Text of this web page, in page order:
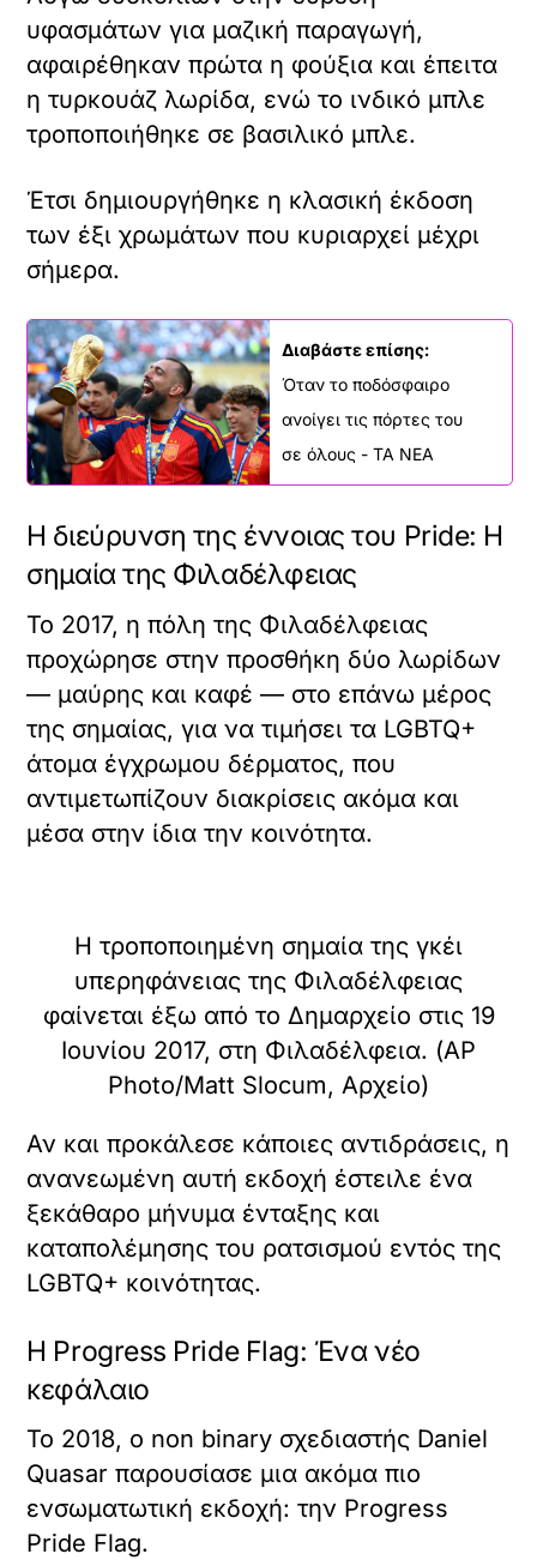
υφασμάτων για μαζική παραγωγή,
αφαιρέθηκαν πρώτα η φούξια και έπειτα
η τυρκουάζ λωρίδα, ενώ το ινδικό μπλε
τροποποιήθηκε σε βασιλικό μπλε.
Έτσι δημιουργήθηκε η κλασική έκδοση
των έξι χρωμάτων που κυριαρχεί μέχρι
σήμερα.
Διαβάστε επίσης:
Όταν το ποδόσφαιρο
ανοίγει τις πόρτες του
σε όλους - ΤΑ ΝΕΑ
Η διεύρυνση της έννοιας του Pride: Η
σημαία της Φιλαδέλφειας
Το 2017, η πόλη της Φιλαδέλφειας
προχώρησε στην προσθήκη δύο λωρίδων
— μαύρης και καφέ — στο επάνω μέρος
της σημαίας, για να τιμήσει τα LGBTQ+
άτομα έγχρωμου δέρματος, που
αντιμετωπίζουν διακρίσεις ακόμα και
μέσα στην ίδια την κοινότητα.
Η τροποποιημένη σημαία της γκέι
υπερηφάνειας της Φιλαδέλφειας
φαίνεται έξω από το Δημαρχείο στις 19
Ιουνίου 2017, στη Φιλαδέλφεια. (AP
Photo/Matt Slocum, Αρχείο)
Αν και προκάλεσε κάποιες αντιδράσεις, η
ανανεωμένη αυτή εκδοχή έστειλε ένα
ξεκάθαρο μήνυμα ένταξης και
καταπολέμησης του ρατσισμού εντός της
LGBTQ+ κοινότητας.
Η Progress Pride Flag: Ένα νέο
κεφάλαιο
Το 2018, ο non binary σχεδιαστής Daniel
Quasar παρουσίασε μια ακόμα πιο
ενσωματωτική εκδοχή: την Progress
Pride Flag.